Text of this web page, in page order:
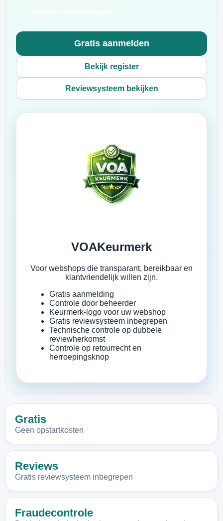
Gratis aanmelden
Bekijk register
Reviewsysteem bekijken
VOAKeurmerk
Voor webshops die transparant, bereikbaar en
klantvriendelijk willen zijn.
Gratis aanmelding
Controle door beheerder
Keurmerk-logo voor uw webshop
Gratis reviewsysteem inbegrepen
Technische controle op dubbele
reviewherkomst
Controle op retourrecht en
herroepingsknop
Gratis
Geen opstartkosten
Reviews
Gratis reviewsysteem inbegrepen
Fraudecontrole